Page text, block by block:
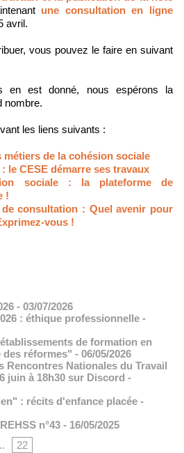
une consultation en ligne
avril.
vous pouvez le faire en suivant
en est donné, nous espérons la
nombre.
les liens suivants :
métiers de la cohésion sociale
le CESE démarre ses travaux
sociale : la plateforme de
!
consultation : Quel avenir pour
vous !
- 03/07/2026
: éthique professionnelle -
de formation en
des réformes" - 06/05/2026
Rencontres Nationales du Travail
juin à 18h30 sur Discord -
: récits d'enfance placée -
n°43 - 16/05/2025
22